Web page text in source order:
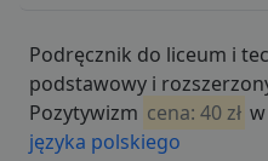
Podręcznik do liceum i
podstawowy i
Pozytywizm cena: 40 zł
języka polskiego